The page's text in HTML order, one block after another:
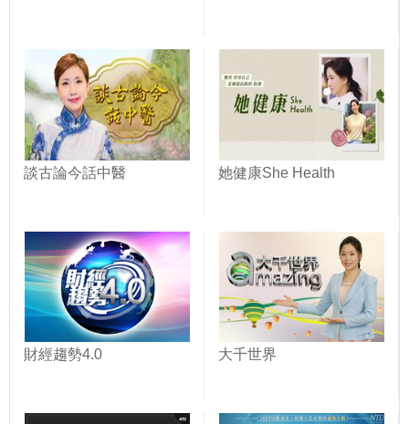
談古論今話中醫 她健康She Health
財經趨勢4.0 大千世界